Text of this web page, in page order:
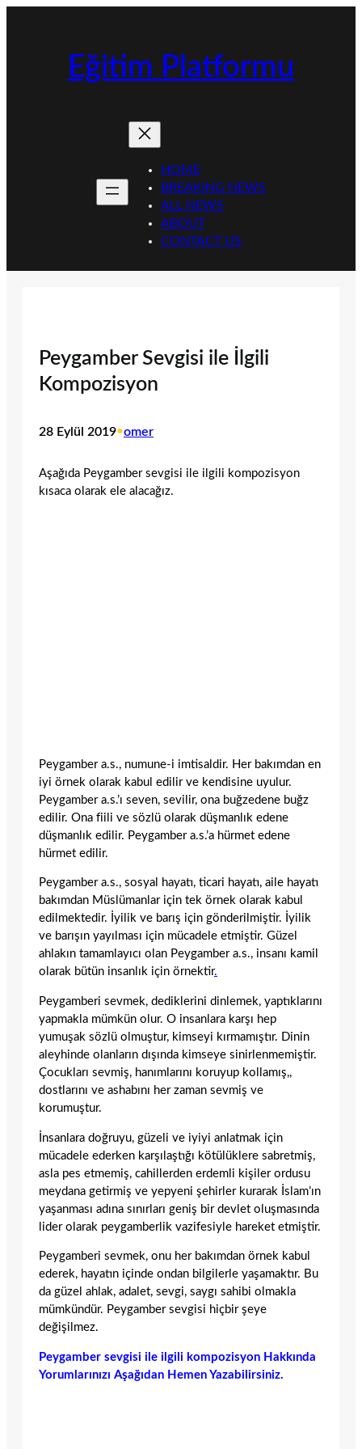
Eğitim Platformu
HOME
BREAKING NEWS
ALL NEWS
ABOUT
CONTACT US
Peygamber Sevgisi ile İlgili
Kompozisyon
28 Eylül 2019•omer
Aşağıda Peygamber sevgisi ile ilgili kompozisyon
kısaca olarak ele alacağız.
Peygamber a.s., numune-i imtisaldir. Her bakımdan en
iyi örnek olarak kabul edilir ve kendisine uyulur.
Peygamber a.s.’ı seven, sevilir, ona buğzedene buğz
edilir. Ona fiili ve sözlü olarak düşmanlık edene
düşmanlık edilir. Peygamber a.s.’a hürmet edene
hürmet edilir.
Peygamber a.s., sosyal hayatı, ticari hayatı, aile hayatı
bakımdan Müslümanlar için tek örnek olarak kabul
edilmektedir. İyilik ve barış için gönderilmiştir. İyilik
ve barışın yayılması için mücadele etmiştir. Güzel
ahlakın tamamlayıcı olan Peygamber a.s., insanı kamil
olarak bütün insanlık için örnektir.
Peygamberi sevmek, dediklerini dinlemek, yaptıklarını
yapmakla mümkün olur. O insanlara karşı hep
yumuşak sözlü olmuştur, kimseyi kırmamıştır. Dinin
aleyhinde olanların dışında kimseye sinirlenmemiştir.
Çocukları sevmiş, hanımlarını koruyup kollamış,,
dostlarını ve ashabını her zaman sevmiş ve
korumuştur.
İnsanlara doğruyu, güzeli ve iyiyi anlatmak için
mücadele ederken karşılaştığı kötülüklere sabretmiş,
asla pes etmemiş, cahillerden erdemli kişiler ordusu
meydana getirmiş ve yepyeni şehirler kurarak İslam’ın
yaşanması adına sınırları geniş bir devlet oluşmasında
lider olarak peygamberlik vazifesiyle hareket etmiştir.
Peygamberi sevmek, onu her bakımdan örnek kabul
ederek, hayatın içinde ondan bilgilerle yaşamaktır. Bu
da güzel ahlak, adalet, sevgi, saygı sahibi olmakla
mümkündür. Peygamber sevgisi hiçbir şeye
değişilmez.
Peygamber sevgisi ile ilgili kompozisyon Hakkında
Yorumlarınızı Aşağıdan Hemen Yazabilirsiniz.